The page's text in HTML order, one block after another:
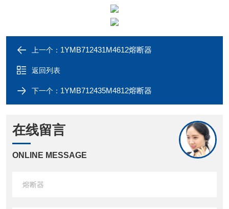
上一个： 1YMB712431M4612熔断器
返回列表
下一个： 1YMB712435M4812熔断器
在线留言
ONLINE MESSAGE